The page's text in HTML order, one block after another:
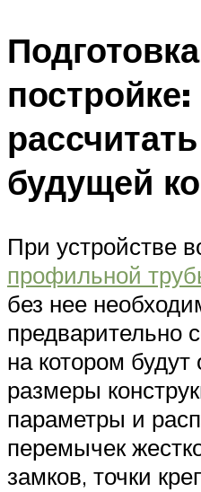
постройке:
будущей
При устройстве
профильной
без нее
предварительно
на котором будут
размеры
параметры и
перемычек
замков, точки